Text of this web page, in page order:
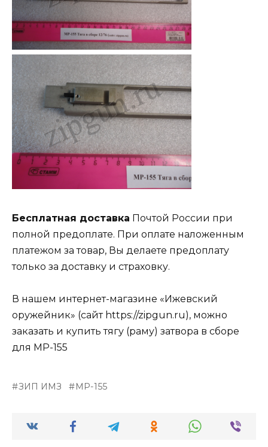
Бесплатная доставка Почтой России при
полной предоплате. При оплате наложенным
платежом за товар, Вы делаете предоплату
только за доставку и страховку.
В нашем интернет-магазине «Ижевский
оружейник» (сайт https://zipgun.ru), можно
заказать и купить тягу (раму) затвора в сборе
для МР-155
ЗИП ИМЗ МР-155